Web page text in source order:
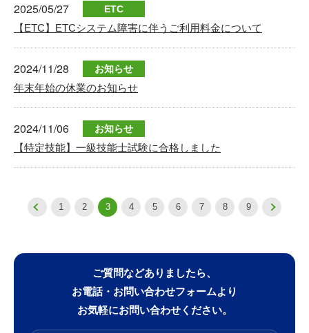
2025/05/27 ETC
【ETC】ETCシステム障害に伴うご利用料金について
2024/11/28 お知らせ
年末年始の休業のお知らせ
2024/11/06 お知らせ
【特定技能】一級技能士試験に合格しました
1 2 3 4 5 6 7 8 9
ご質問などありましたら、
お電話・お問い合わせフォームより
お気軽にお問い合わせください。